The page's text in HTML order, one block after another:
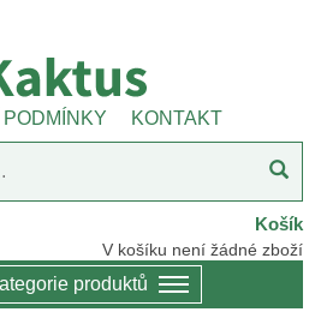
KONTAKT
Košík
V košíku není žádné zboží
produktů